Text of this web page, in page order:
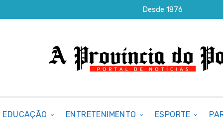
Desde 1876
EDUCAÇÃO ENTRETENIMENTO ESPORTE